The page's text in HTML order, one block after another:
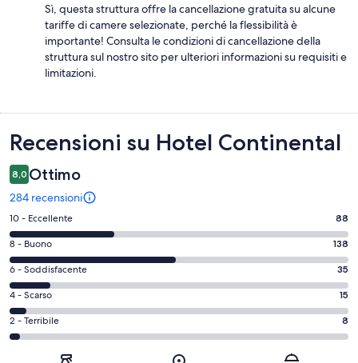
Sì, questa struttura offre la cancellazione gratuita su alcune
tariffe di camere selezionate, perché la flessibilità è
importante! Consulta le condizioni di cancellazione della
struttura sul nostro sito per ulteriori informazioni su requisiti e
limitazioni.
Recensioni
Recensioni su Hotel Continental
8,0 Ottimo
284 recensioni
Valutazione
di
10
-
Eccellente.
88
su
284
recensioni
10 - Eccellente 88
Valutazione
di
8
-
Buono.
138
su
8 - Buono 138
Valutazione
di
6
-
Soddisfacente.
6 - Soddisfacente 35
Valutazione
di
4
4 - Scarso 15
Valutazione
di
2 - Terribile 8